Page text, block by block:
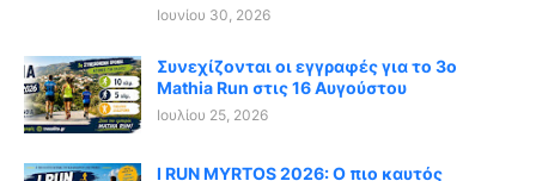
Ιουνίου 30, 2026
Συνεχίζονται οι εγγραφές για το 3ο
Mathia Run στις 16 Αυγούστου
Ιουλίου 25, 2026
I RUN MYRTOS 2026: Ο πιο καυτός